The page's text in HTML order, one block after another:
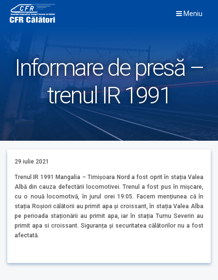
content
Meniu
Informare de presă –
trenul IR 1991
29 iulie 2021
Trenul IR 1991 Mangalia – Timișoara Nord a fost oprit în stația Valea
Albă din cauza defectării locomotivei. Trenul a fost pus în mișcare,
cu o nouă locomotivă, în jurul orei 19:05. Facem mențiunea că în
stația Roșiori călătorii au primit apa și croissant, în stația Valea Alba
pe perioada staționării au primit apa, iar în stația Turnu Severin au
primit apa si croissant. Siguranța și securitatea călătorilor nu a fost
afectată.